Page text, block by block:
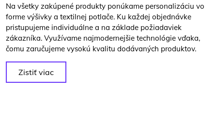
Na všetky zakúpené produkty ponúkame personalizáciu vo
forme výšivky a textilnej potlače. Ku každej objednávke
pristupujeme individuálne a na základe požiadaviek
zákazníka. Využívame najmodernejšie technológie vďaka,
čomu zaručujeme vysokú kvalitu dodávaných produktov.
Zistiť viac